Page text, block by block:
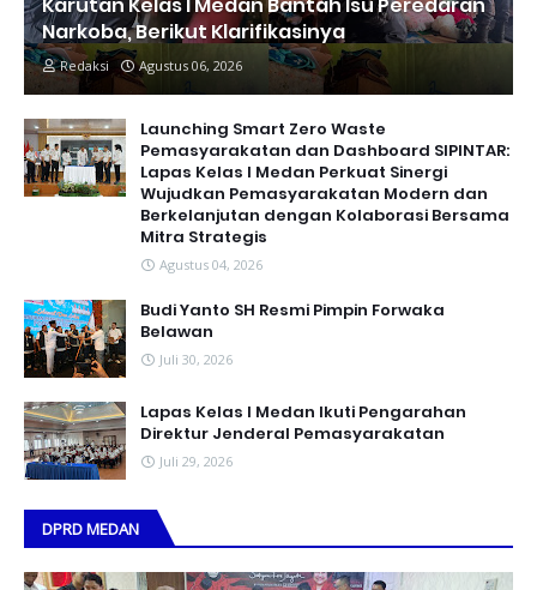
Karutan Kelas I Medan Bantah Isu Peredaran
Narkoba, Berikut Klarifikasinya
Redaksi Agustus 06, 2026
Launching Smart Zero Waste
Pemasyarakatan dan Dashboard SIPINTAR:
Lapas Kelas I Medan Perkuat Sinergi
Wujudkan Pemasyarakatan Modern dan
Berkelanjutan dengan Kolaborasi Bersama
Mitra Strategis
Agustus 04, 2026
Budi Yanto SH Resmi Pimpin Forwaka
Belawan
Juli 30, 2026
Lapas Kelas I Medan Ikuti Pengarahan
Direktur Jenderal Pemasyarakatan
Juli 29, 2026
DPRD MEDAN